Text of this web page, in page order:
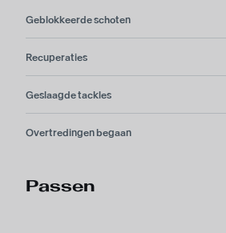
Geblokkeerde schoten
Recuperaties
Geslaagde tackles
Overtredingen begaan
Passen